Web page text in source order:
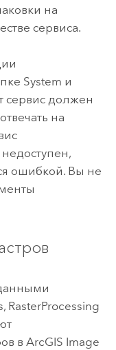
на
сервиса.
System и
сервис должен
на
ошибкой. Вы не
RasterProcessing
в ArcGIS Image